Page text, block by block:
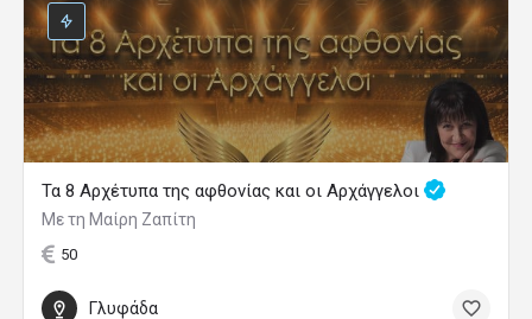
Τα 8 Αρχέτυπα της αφθονίας και οι Αρχάγγελοι
Με τη Μαίρη Ζαπίτη
50
Γλυφάδα